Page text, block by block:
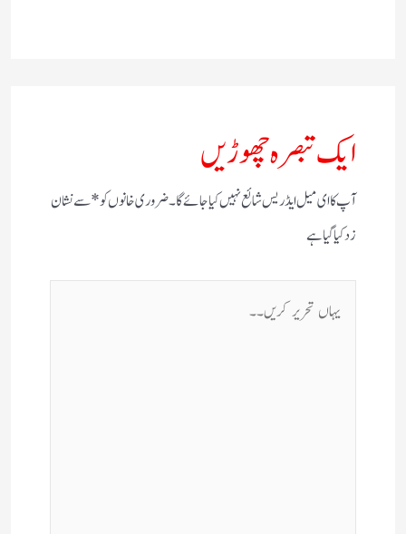
ایک تبصرہ چھوڑیں
آپ کا ای میل ایڈریس شائع نہیں کیا جائے گا۔ضروری خانوں کو*سے نشان
زد کیا گیا ہے
یہاں
تحریر